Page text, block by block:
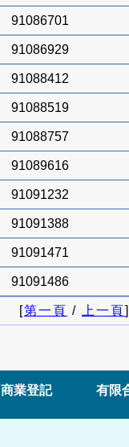
91086701
91086929
91088412
91088519
91088757
91089616
91091232
91091388
91091471
91091486
[第一頁 / 上一頁]
商業登記 有限